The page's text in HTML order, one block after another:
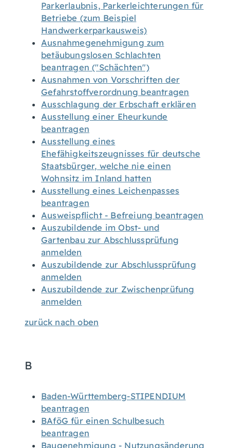
Parkerlaubnis, Parkerleichterungen für
Betriebe (zum Beispiel
Handwerkerparkausweis)
Ausnahmegenehmigung zum
betäubungslosen Schlachten
beantragen ("Schächten")
Ausnahmen von Vorschriften der
Gefahrstoffverordnung beantragen
Ausschlagung der Erbschaft erklären
Ausstellung einer Eheurkunde
beantragen
Ausstellung eines
Ehefähigkeitszeugnisses für deutsche
Staatsbürger, welche nie einen
Wohnsitz im Inland hatten
Ausstellung eines Leichenpasses
beantragen
Ausweispflicht - Befreiung beantragen
Auszubildende im Obst- und
Gartenbau zur Abschlussprüfung
anmelden
Auszubildende zur Abschlussprüfung
anmelden
Auszubildende zur Zwischenprüfung
anmelden
zurück nach oben
B
Baden-Württemberg-STIPENDIUM
beantragen
BAföG für einen Schulbesuch
beantragen
Baugenehmigung - Nutzungsänderung